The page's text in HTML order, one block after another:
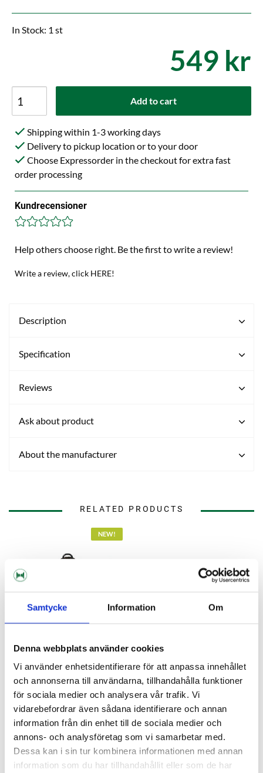
Samtycke Information Om
Denna webbplats använder cookies
Vi använder enhetsidentifierare för att anpassa innehållet
och annonserna till användarna, tillhandahålla funktioner
för sociala medier och analysera vår trafik. Vi
vidarebefordrar även sådana identifierare och annan
information från din enhet till de sociala medier och
annons- och analysföretag som vi samarbetar med.
Dessa kan i sin tur kombinera informationen med annan
information som du har tillhandahållit eller som de har
In Stock: 1 st
549 kr
Add to cart
Shipping within 1-3 working days
Delivery to pickup location or to your door
Choose Expressorder in the checkout for extra fast
order processing
Kundrecensioner
Help others choose right. Be the first to write a review!
Write a review, click HERE!
Description
Specification
Reviews
Ask about product
About the manufacturer
RELATED PRODUCTS
NEW!
Brewtools
B50 Brewing System Brewtools
29 990 kr